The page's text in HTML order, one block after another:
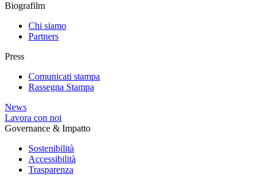
Biografilm
Chi siamo
Partners
Press
Comunicati stampa
Rassegna Stampa
News
Lavora con noi
Governance & Impatto
Sostenibilità
Accessibilità
Trasparenza